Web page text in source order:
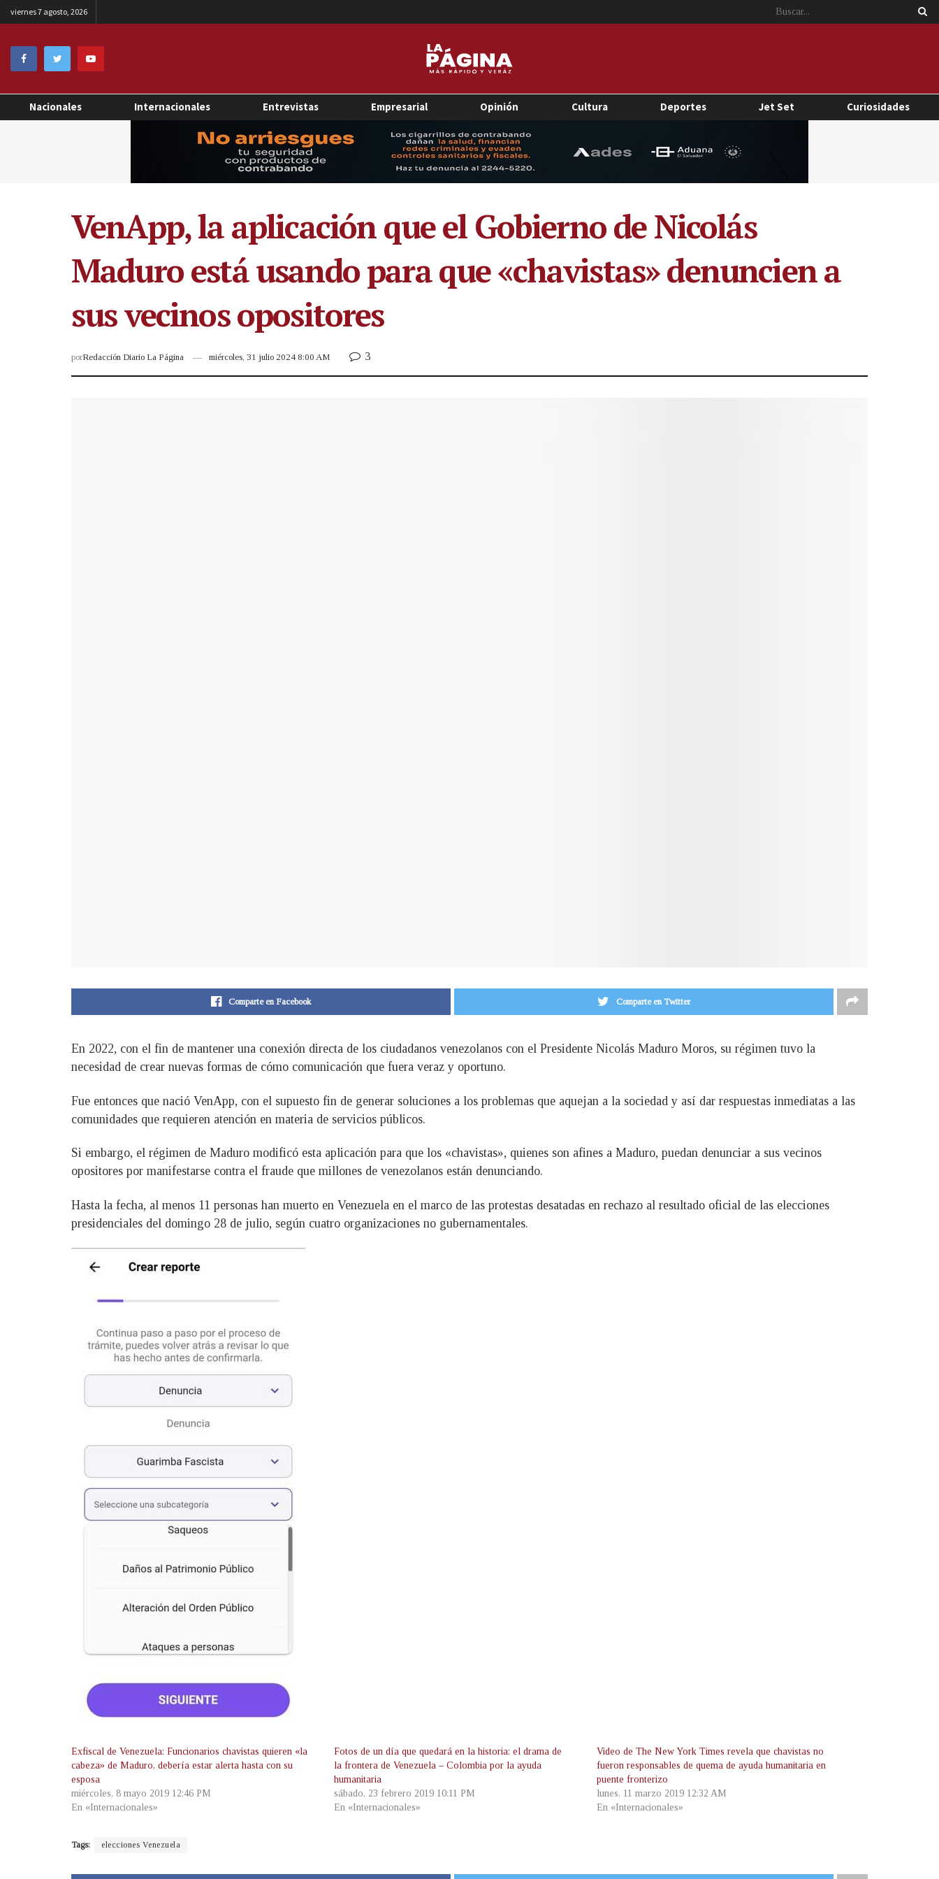
viernes 7 agosto, 2026
Nacionales Internacionales Entrevistas Empresarial Opinión Cultura Deportes Jet Set Curiosidades
VenApp, la aplicación que el Gobierno de Nicolás
Maduro está usando para que «chavistas» denuncien a
sus vecinos opositores
porRedacción Diario La Página miércoles, 31 julio 2024 8:00 AM 3
Comparte en Facebook Comparte en Twitter
En 2022, con el fin de mantener una conexión directa de los ciudadanos venezolanos con el Presidente Nicolás Maduro Moros, su régimen tuvo la
necesidad de crear nuevas formas de cómo comunicación que fuera veraz y oportuno.
Fue entonces que nació VenApp, con el supuesto fin de generar soluciones a los problemas que aquejan a la sociedad y así dar respuestas inmediatas a las
comunidades que requieren atención en materia de servicios públicos.
Si embargo, el régimen de Maduro modificó esta aplicación para que los «chavistas», quienes son afines a Maduro, puedan denunciar a sus vecinos
opositores por manifestarse contra el fraude que millones de venezolanos están denunciando.
Hasta la fecha, al menos 11 personas han muerto en Venezuela en el marco de las protestas desatadas en rechazo al resultado oficial de las elecciones
presidenciales del domingo 28 de julio, según cuatro organizaciones no gubernamentales.
Exfiscal de Venezuela: Funcionarios chavistas quieren «la
cabeza» de Maduro, debería estar alerta hasta con su
esposa
miércoles, 8 mayo 2019 12:46 PM
En «Internacionales»
Fotos de un día que quedará en la historia: el drama de
la frontera de Venezuela – Colombia por la ayuda
humanitaria
sábado, 23 febrero 2019 10:11 PM
En «Internacionales»
Video de The New York Times revela que chavistas no
fueron responsables de quema de ayuda humanitaria en
puente fronterizo
lunes, 11 marzo 2019 12:32 AM
En «Internacionales»
Tags: elecciones Venezuela